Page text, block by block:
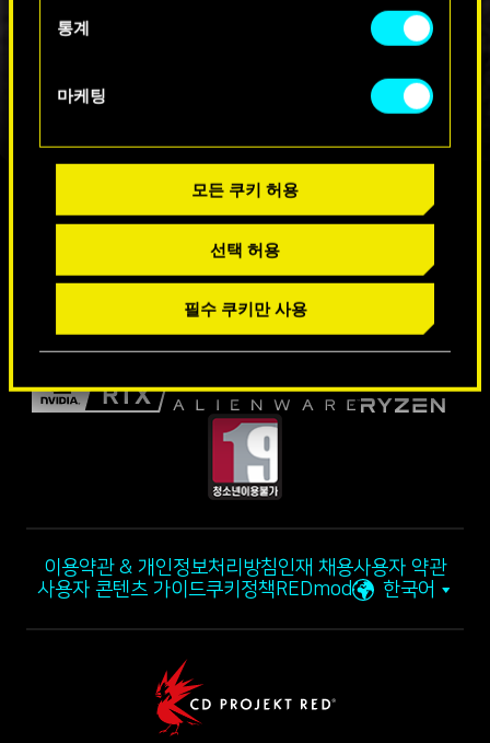
통계
마케팅
모든 쿠키 허용
선택 허용
필수 쿠키만 사용
더 많은 정보
이용약관 & 개인정보처리방침인재 채용사용자 약관
사용자 콘텐츠 가이드쿠키정책REDmod 한국어